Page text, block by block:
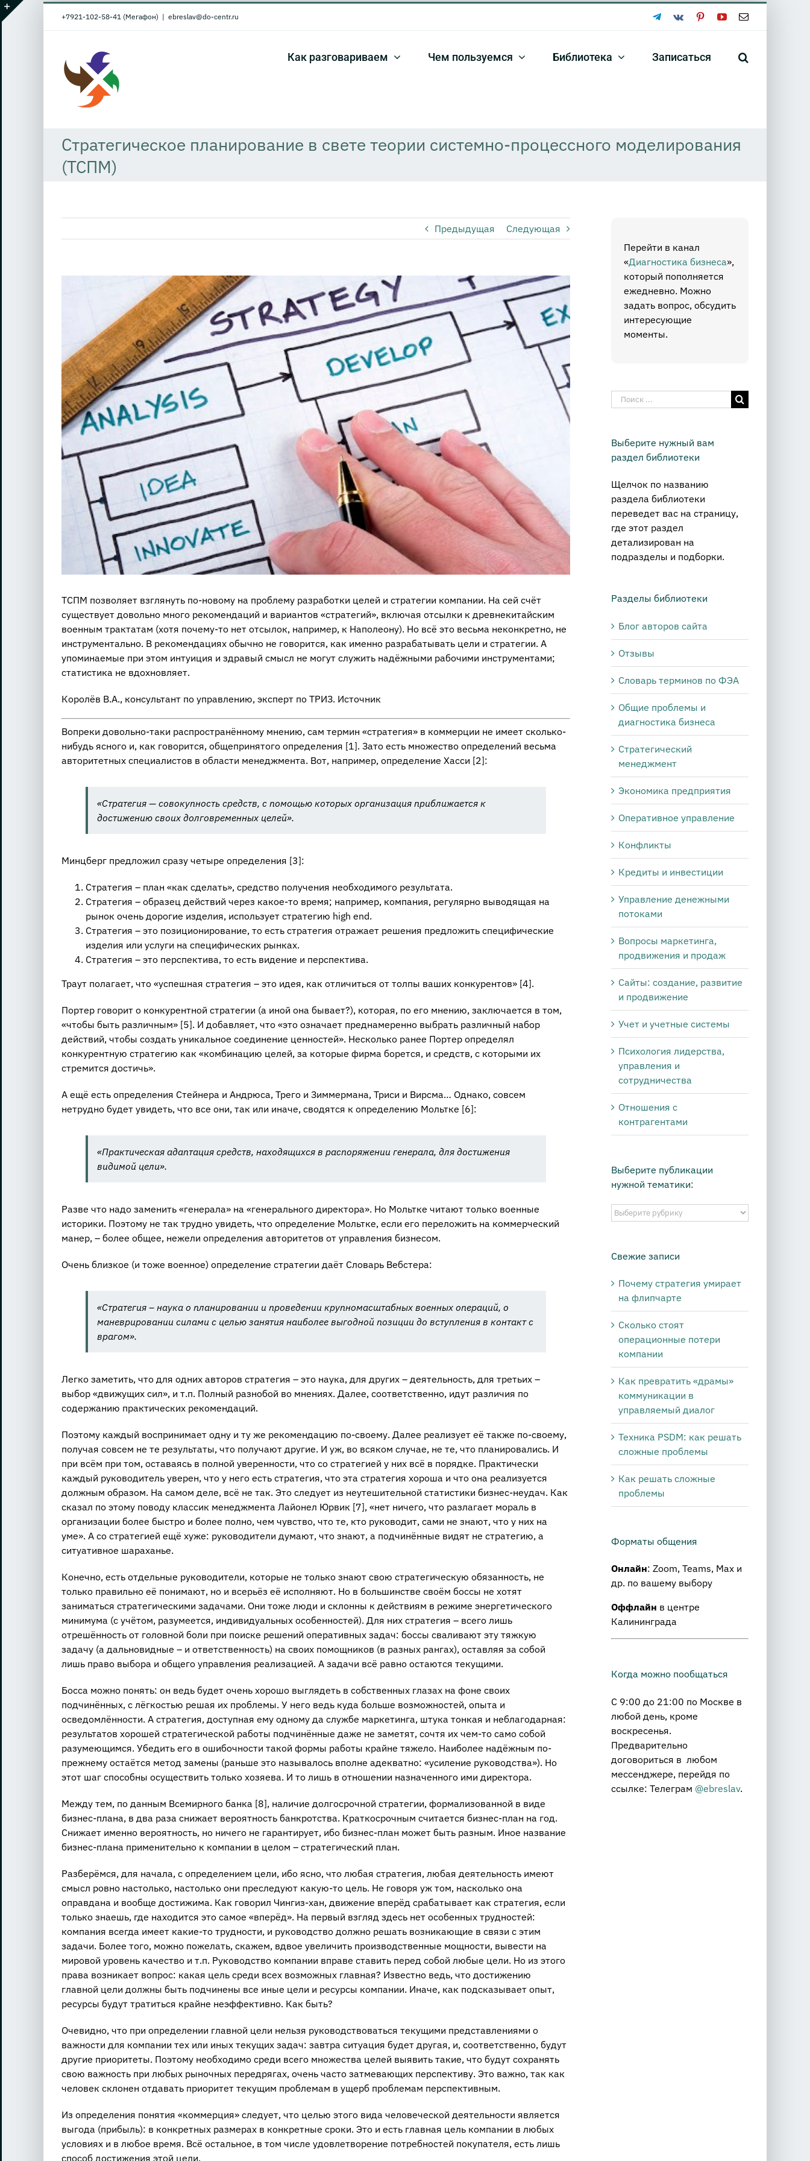
Skip
to
+7921-102-58-41 (Мегафон) | ebreslav@do-centr.ru Telegram
Vk PinterestYouTubeEmail
Как разговариваем Чем пользуемся Библиотека Записаться
Стратегическое планирование в свете теории системно-процессного моделирования
(ТСПМ)
Предыдущая Следующая
ТСПМ позволяет взглянуть по-новому на проблему разработки целей и стратегии компании. На сей счёт
существует довольно много рекомендаций и вариантов «стратегий», включая отсылки к древнекитайским
военным трактатам (хотя почему-то нет отсылок, например, к Наполеону). Но всё это весьма неконкретно, не
инструментально. В рекомендациях обычно не говорится, как именно разрабатывать цели и стратегии. А
упоминаемые при этом интуиция и здравый смысл не могут служить надёжными рабочими инструментами;
статистика не вдохновляет.
Королёв В.А., консультант по управлению, эксперт по ТРИЗ. Источник
Вопреки довольно-таки распространённому мнению, сам термин «стратегия» в коммерции не имеет сколько-
нибудь ясного и, как говорится, общепринятого определения [1]. Зато есть множество определений весьма
авторитетных специалистов в области менеджмента. Вот, например, определение Хасси [2]:
«Стратегия — совокупность средств, с помощью которых организация приближается к
достижению своих долговременных целей».
Минцберг предложил сразу четыре определения [3]:
Стратегия – план «как сделать», средство получения необходимого результата.
Стратегия – образец действий через какое-то время; например, компания, регулярно выводящая на
рынок очень дорогие изделия, использует стратегию high end.
Стратегия – это позиционирование, то есть стратегия отражает решения предложить специфические
изделия или услуги на специфических рынках.
Стратегия – это перспектива, то есть видение и перспектива.
Траут полагает, что «успешная стратегия – это идея, как отличиться от толпы ваших конкурентов» [4].
Портер говорит о конкурентной стратегии (а иной она бывает?), которая, по его мнению, заключается в том,
«чтобы быть различным» [5]. И добавляет, что «это означает преднамеренно выбрать различный набор
действий, чтобы создать уникальное соединение ценностей». Несколько ранее Портер определял
конкурентную стратегию как «комбинацию целей, за которые фирма борется, и средств, с которыми их
стремится достичь».
А ещё есть определения Стейнера и Андрюса, Трего и Зиммермана, Триси и Вирсма… Однако, совсем
нетрудно будет увидеть, что все они, так или иначе, сводятся к определению Мольтке [6]:
«Практическая адаптация средств, находящихся в распоряжении генерала, для достижения
видимой цели».
Разве что надо заменить «генерала» на «генерального директора». Но Мольтке читают только военные
историки. Поэтому не так трудно увидеть, что определение Мольтке, если его переложить на коммерческий
манер, – более общее, нежели определения авторитетов от управления бизнесом.
Очень близкое (и тоже военное) определение стратегии даёт Словарь Вебстера:
«Стратегия – наука о планировании и проведении крупномасштабных военных операций, о
маневрировании силами с целью занятия наиболее выгодной позиции до вступления в контакт с
врагом».
Легко заметить, что для одних авторов стратегия – это наука, для других – деятельность, для третьих –
выбор «движущих сил», и т.п. Полный разнобой во мнениях. Далее, соответственно, идут различия по
содержанию практических рекомендаций.
Поэтому каждый воспринимает одну и ту же рекомендацию по-своему. Далее реализует её также по-своему,
получая совсем не те результаты, что получают другие. И уж, во всяком случае, не те, что планировались. И
при всём при том, оставаясь в полной уверенности, что со стратегией у них всё в порядке. Практически
каждый руководитель уверен, что у него есть стратегия, что эта стратегия хороша и что она реализуется
должным образом. На самом деле, всё не так. Это следует из неутешительной статистики бизнес-неудач. Как
сказал по этому поводу классик менеджмента Лайонел Юрвик [7], «нет ничего, что разлагает мораль в
организации более быстро и более полно, чем чувство, что те, кто руководит, сами не знают, что у них на
уме». А со стратегией ещё хуже: руководители думают, что знают, а подчинённые видят не стратегию, а
ситуативное шараханье.
Конечно, есть отдельные руководители, которые не только знают свою стратегическую обязанность, не
только правильно её понимают, но и всерьёз её исполняют. Но в большинстве своём боссы не хотят
заниматься стратегическими задачами. Они тоже люди и склонны к действиям в режиме энергетического
минимума (с учётом, разумеется, индивидуальных особенностей). Для них стратегия – всего лишь
отрешённость от головной боли при поиске решений оперативных задач: боссы сваливают эту тяжкую
задачу (а дальновидные – и ответственность) на своих помощников (в разных рангах), оставляя за собой
лишь право выбора и общего управления реализацией. А задачи всё равно остаются текущими.
Босса можно понять: он ведь будет очень хорошо выглядеть в собственных глазах на фоне своих
подчинённых, с лёгкостью решая их проблемы. У него ведь куда больше возможностей, опыта и
осведомлённости. А стратегия, доступная ему одному да службе маркетинга, штука тонкая и неблагодарная:
результатов хорошей стратегической работы подчинённые даже не заметят, сочтя их чем-то само собой
разумеющимся. Убедить его в ошибочности такой формы работы крайне тяжело. Наиболее надёжным по-
прежнему остаётся метод замены (раньше это называлось вполне адекватно: «усиление руководства»). Но
этот шаг способны осуществить только хозяева. И то лишь в отношении назначенного ими директора.
Между тем, по данным Всемирного банка [8], наличие долгосрочной стратегии, формализованной в виде
бизнес-плана, в два раза снижает вероятность банкротства. Краткосрочным считается бизнес-план на год.
Снижает именно вероятность, но ничего не гарантирует, ибо бизнес-план может быть разным. Иное название
бизнес-плана применительно к компании в целом – стратегический план.
Разберёмся, для начала, с определением цели, ибо ясно, что любая стратегия, любая деятельность имеют
смысл ровно настолько, настолько они преследуют какую-то цель. Не говоря уж том, насколько она
оправдана и вообще достижима. Как говорил Чингиз-хан, движение вперёд срабатывает как стратегия, если
только знаешь, где находится это самое «вперёд». На первый взгляд здесь нет особенных трудностей:
компания всегда имеет какие-то трудности, и руководство должно решать возникающие в связи с этим
задачи. Более того, можно пожелать, скажем, вдвое увеличить производственные мощности, вывести на
мировой уровень качество и т.п. Руководство компании вправе ставить перед собой любые цели. Но из этого
права возникает вопрос: какая цель среди всех возможных главная? Известно ведь, что достижению
главной цели должны быть подчинены все иные цели и ресурсы компании. Иначе, как подсказывает опыт,
ресурсы будут тратиться крайне неэффективно. Как быть?
Очевидно, что при определении главной цели нельзя руководствоваться текущими представлениями о
важности для компании тех или иных текущих задач: завтра ситуация будет другая, и, соответственно, будут
другие приоритеты. Поэтому необходимо среди всего множества целей выявить такие, что будут сохранять
свою важность при любых рыночных передрягах, очень часто затмевающих перспективу. Это важно, так как
человек склонен отдавать приоритет текущим проблемам в ущерб проблемам перспективным.
Из определения понятия «коммерция» следует, что целью этого вида человеческой деятельности является
выгода (прибыль): в конкретных размерах в конкретные сроки. Это и есть главная цель компании в любых
условиях и в любое время. Всё остальное, в том числе удовлетворение потребностей покупателя, есть лишь
способ достижения этой цели.
Перейти в канал
«Диагностика бизнеса»,
который пополняется
ежедневно. Можно
задать вопрос, обсудить
интересующие
моменты.
Результат
поиска:
Выберите нужный вам
раздел библиотеки
Щелчок по названию
раздела библиотеки
переведет вас на страницу,
где этот раздел
детализирован на
подразделы и подборки.
Разделы библиотеки
Блог авторов сайта
Отзывы
Словарь терминов по ФЭА
Общие проблемы и
диагностика бизнеса
Стратегический
менеджмент
Экономика предприятия
Оперативное управление
Конфликты
Кредиты и инвестиции
Управление денежными
потоками
Вопросы маркетинга,
продвижения и продаж
Сайты: создание, развитие
и продвижение
Учет и учетные системы
Психология лидерства,
управления и
сотрудничества
Отношения с
контрагентами
Выберите публикации
нужной тематики:
Выберите
публикации
тематики:
Свежие записи
Почему стратегия умирает
на флипчарте
Сколько стоят
операционные потери
компании
Как превратить «драмы»
коммуникации в
управляемый диалог
Техника PSDM: как решать
сложные проблемы
Как решать сложные
проблемы
Форматы общения
Онлайн: Zoom, Teams, Max и
др. по вашему выбору
Оффлайн в центре
Калининграда
Когда можно пообщаться
С 9:00 до 21:00 по Москве в
любой день, кроме
воскресенья.
Предварительно
договориться в любом
мессенджере, перейдя по
ссылке: Телеграм @ebreslav.